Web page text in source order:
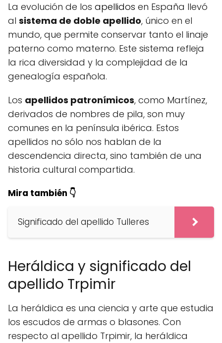
La evolución de los apellidos en España llevó
al sistema de doble apellido, único en el
mundo, que permite conservar tanto el linaje
paterno como materno. Este sistema refleja
la rica diversidad y la complejidad de la
genealogía española.
Los apellidos patronímicos, como Martínez,
derivados de nombres de pila, son muy
comunes en la península ibérica. Estos
apellidos no sólo nos hablan de la
descendencia directa, sino también de una
historia cultural compartida.
Mira también 👇
Significado del apellido Tulleres
Heráldica y significado del
apellido Trpimir
La heráldica es una ciencia y arte que estudia
los escudos de armas o blasones. Con
respecto al apellido Trpimir, la heráldica